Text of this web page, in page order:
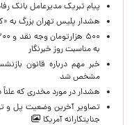
پیام تبریک مدیرعامل بانک
هشدار پلیس تهران بزرگ به
به مناسبت روز خبرنگار
خبر مهم درباره قانون
مشخص شد
هشدار در مورد مخدری که
تصاویر آخرین وضعیت پل و
جنایتکارانه آمریکا